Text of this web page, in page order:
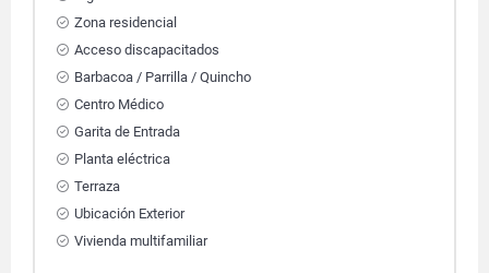
Zona residencial
Acceso discapacitados
Barbacoa / Parrilla / Quincho
Centro Médico
Garita de Entrada
Planta eléctrica
Terraza
Ubicación Exterior
Vivienda multifamiliar